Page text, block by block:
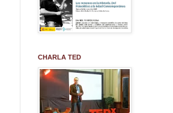
CHARLA TED